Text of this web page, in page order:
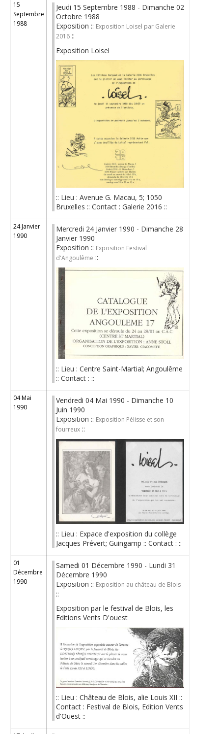
15
Septembre
1988
Jeudi 15 Septembre 1988 - Dimanche 02
Octobre 1988
Exposition :: Exposition Loisel par Galerie
2016 ::
Exposition Loisel
:: Lieu : Avenue G. Macau, 5; 1050
Bruxelles :: Contact : Galerie 2016 ::
24 Janvier
1990
Mercredi 24 Janvier 1990 - Dimanche 28
Janvier 1990
Exposition :: Exposition Festival
d'Angoulême ::
:: Lieu : Centre Saint-Martial; Angoulême
:: Contact : ::
04 Mai
1990
Vendredi 04 Mai 1990 - Dimanche 10
Juin 1990
Exposition :: Exposition Pélisse et son
fourreux ::
:: Lieu : Expace d'exposition du collège
Jacques Prévert; Guingamp :: Contact : ::
01
Décembre
1990
Samedi 01 Décembre 1990 - Lundi 31
Décembre 1990
Exposition :: Exposition au château de Blois
::
Exposition par le festival de Blois, les
Editions Vents D'ouest
:: Lieu : Château de Blois, alie Louis XII ::
Contact : Festival de Blois, Edition Vents
d'Ouest ::